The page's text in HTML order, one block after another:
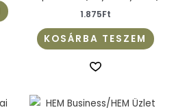
1.875Ft
KOSÁRBA TESZEM